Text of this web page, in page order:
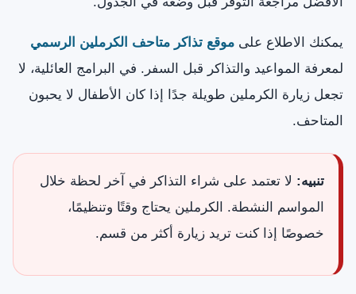
يمكنك الاطلاع على موقع تذاكر متاحف الكرملين الرسمي
لمعرفة المواعيد والتذاكر قبل السفر. في البرامج العائلية، لا
تجعل زيارة الكرملين طويلة جدًا إذا كان الأطفال لا يحبون
المتاحف.
تنبيه: لا تعتمد على شراء التذاكر في آخر لحظة خلال
المواسم النشطة. الكرملين يحتاج وقتًا وتنظيمًا،
خصوصًا إذا كنت تريد زيارة أكثر من قسم.